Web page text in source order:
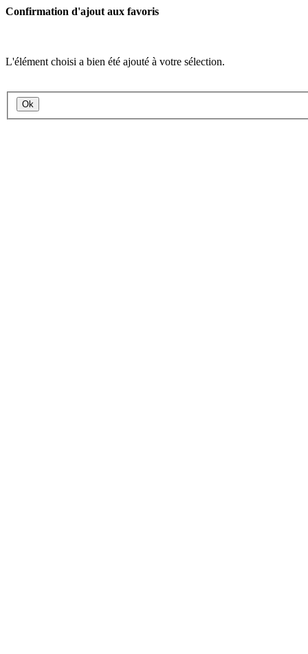
Confirmation d'ajout aux favoris
L'élément choisi a bien été ajouté à votre sélection.